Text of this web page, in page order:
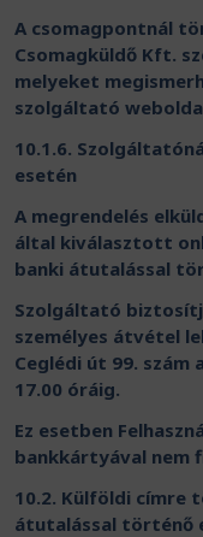
A csomagpontnál
Csomagküldő Kft.
melyeket
szolgáltató
10.1.6.
esetén
A megrendelés
által kiválasztott
banki átutalással
Szolgáltató
személyes átvétel
Ceglédi út 99.
17.00 óráig.
Ez esetben
bankkártyával nem
10.2. Külföldi címre
átutalással történő